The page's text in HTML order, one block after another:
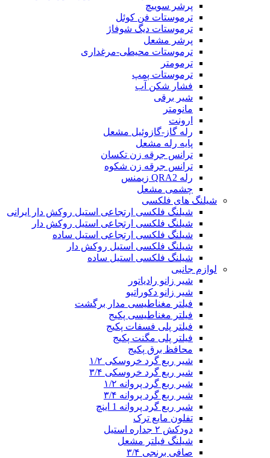
پرشر سوییچ
ترموستات فن کوئل
ترموستات دیگ شوفاژ
پرشر مشعل
ترموستات محیطی-مرغداری
ترمومتر
ترموستات پمپ
فشار شکن آب
شیر برقی
مانومتر
ارونت
رله گاز-گازوئیل مشعل
پایه رله مشعل
ترانس جرقه زن تکسان
ترانس جرقه زن شکوه
رله QRA2 زیمنس
چشمی مشعل
شیلنگ های فلکسی
شیلنگ فلکسی ارتجاعی استیل روکش دار ایرانی
شیلنگ فلکسی ارتجاعی استیل روکش دار
شیلنگ فلکسی ارتجاعی استیل ساده
شیلنگ فلکسی استیل روکش دار
شیلنگ فلکسی استیل ساده
لوازم جانبی
شیر زانو رادیاتور
شیر زانو دکوراتیو
فیلتر مغناطیسی مدار برگشت
فیلتر مغناطیسی پکیج
فیلتر پلی فسفات پکیج
فیلتر پلی مگنت پکیج
محافظ برق پکیج
شیر ربع گرد خروسکی ۱/۲
شیر ربع گرد خروسکی ۳/۴
شیر ربع گرد پروانه ۱/۲
شیر ربع گرد پروانه ۳/۴
شیر ربع گرد پروانه 1 اینچ
تفلون مایع ترک
دودکش ۲ جداره استیل
شیلنگ فیلتر مشعل
صافی برنجی ۳/۴